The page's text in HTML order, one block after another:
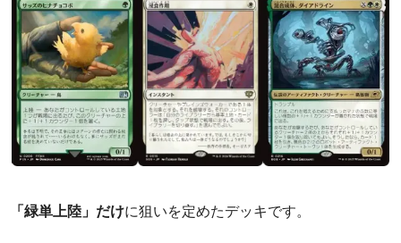
「緑単上陸」だけに狙いを定めたデッキです。